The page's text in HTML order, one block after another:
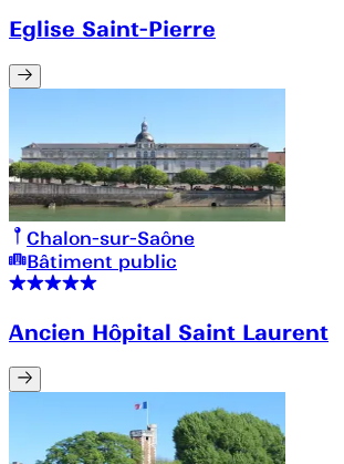
Eglise Saint-Pierre
Chalon-sur-Saône
Bâtiment public
Ancien Hôpital Saint Laurent